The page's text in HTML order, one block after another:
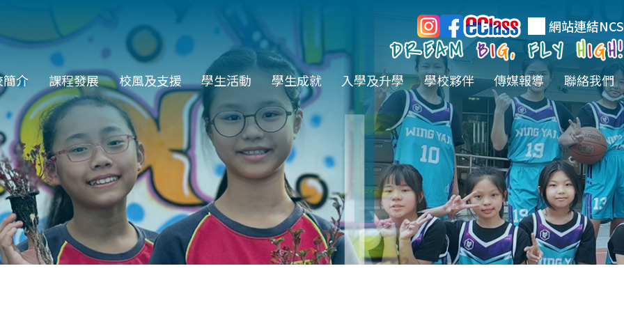
網站連結NCS
簡介 課程發展 校風及支援 學生活動 學生成就 入學及升學 學校夥伴 傳媒報導 聯絡我們